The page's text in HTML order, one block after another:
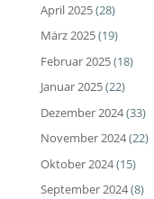
April 2025(28)
März 2025(19)
Februar 2025(18)
Januar 2025(22)
Dezember 2024(33)
November 2024(22)
Oktober 2024(15)
September 2024(8)